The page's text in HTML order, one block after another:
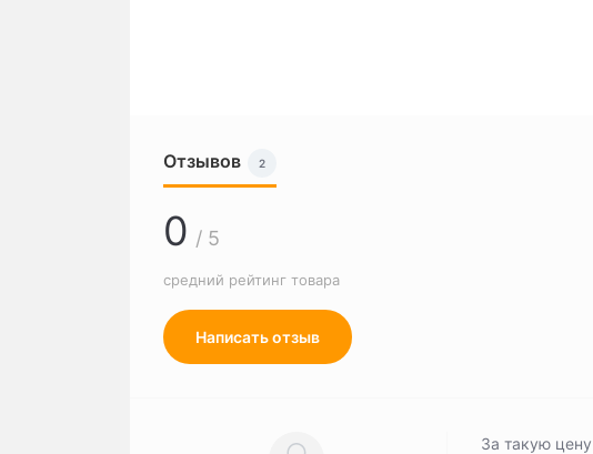
Отзывов 2
0 / 5
средний рейтинг товара
Написать отзыв
За такую